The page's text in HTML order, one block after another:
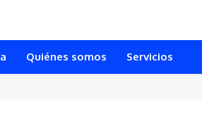
Quiénes somos Servicios